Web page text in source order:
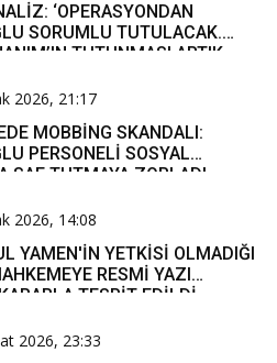
‘OPERASYONDAN
SORUMLU TUTULACAK.
TUTUNMASI ARTIK
2026, 21:17
MOBBİNG SKANDALI:
PERSONELİ SOSYAL
SAF TUTMAYA ZORLADI
2026, 14:08
YAMEN'İN YETKİSİ OLMADIĞI
RESMİ YAZI
TESPİT EDİLDİ
2026, 23:33